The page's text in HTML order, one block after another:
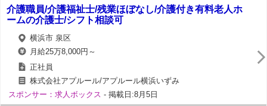
介護職員/介護福祉士/残業ほぼなし/介護付き有料老人ホ
ームの介護士/シフト相談可
横浜市 泉区
月給25万8,000円～
正社員
株式会社アプルール/アプルール横浜いずみ
スポンサー：求人ボックス - 掲載日:8月5日